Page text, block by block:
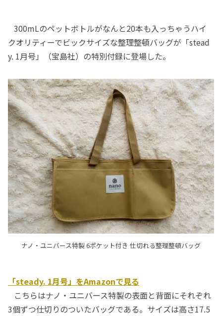
300mLのペットボトルがなんと20本も入っちゃうハイ
クオリティーでビックサイズな整理整頓バッグが「stead
y. 1月号」（宝島社）の特別付録に登場した。
ナノ・ユニバース特製 6ポケット付き 仕切れる整理整頓バッグ
「steady. 1月号」をAmazonで見る
こちらはナノ・ユニバース特製の表面と背面にそれぞれ
3個ずつ仕切りのついたバッグである。サイズは高さ17.5